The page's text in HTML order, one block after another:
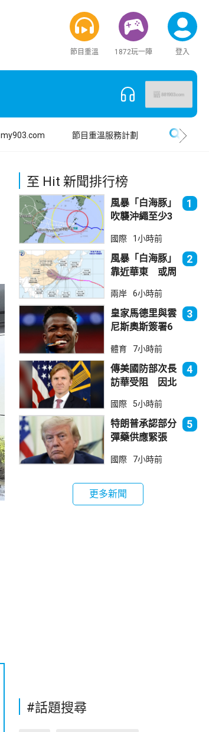
節目重溫 1872玩一陣 登入
my903.com 節目重溫服務計劃
至 Hit 新聞排行榜
風暴「白海豚」
吹襲沖繩至少3
取消
1
國際 1小時前
風暴「白海豚」
靠近華東 或周
2
兩岸 6小時前
皇家馬德里與雲
尼斯奧斯簽署6
3
體育 7小時前
傳美國防部次長
訪華受阻 因北
售
4
國際 5小時前
特朗普承認部分
彈藥供應緊張
成
5
國際 7小時前
更多新聞
#話題搜尋